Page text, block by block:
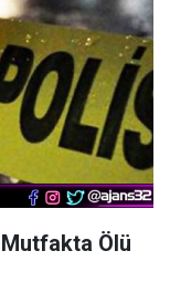
Mutfakta Ölü